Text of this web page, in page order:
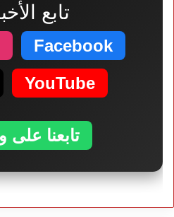
تابع
Facebook
YouTube
تابعنا على